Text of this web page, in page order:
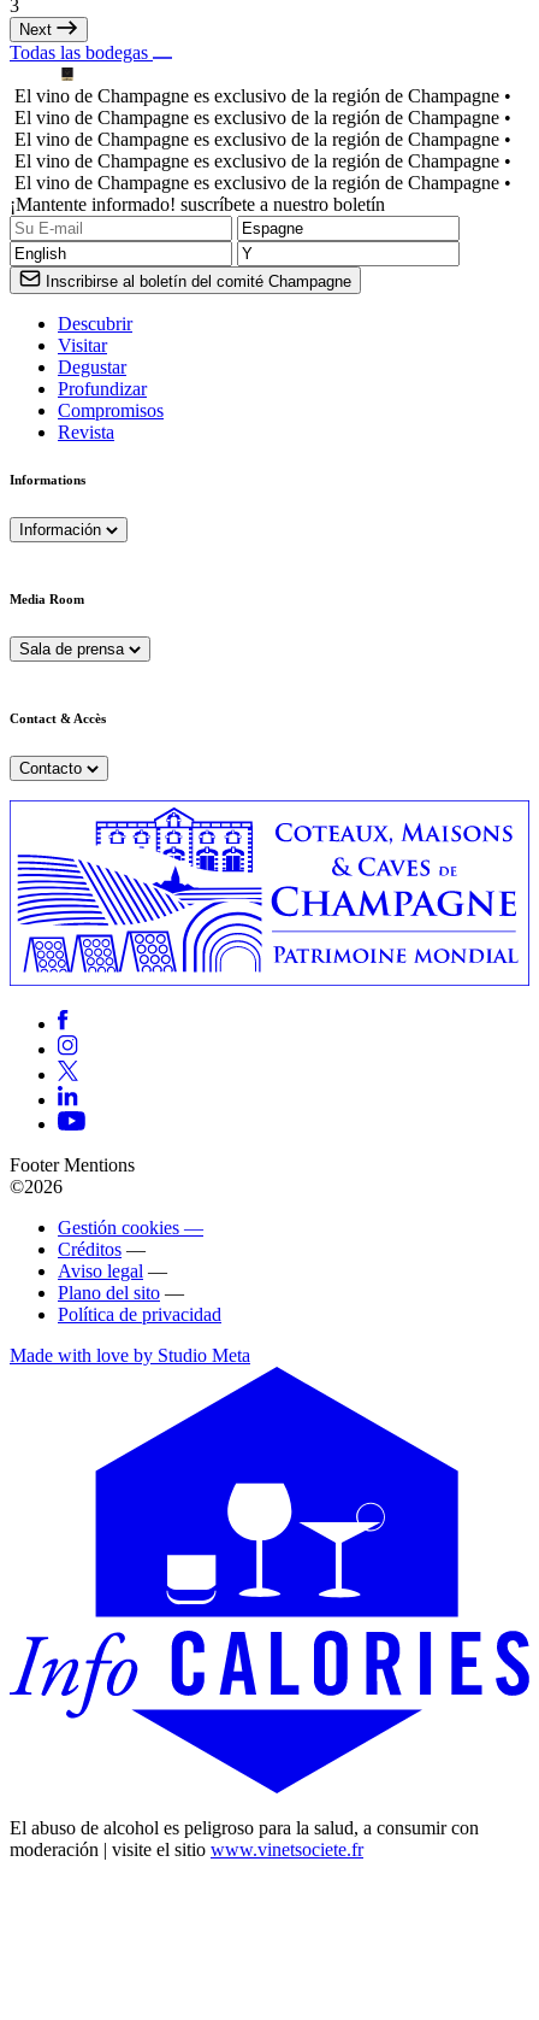
3
Next
Todas las bodegas
El vino de Champagne es exclusivo de la región de Champagne •
El vino de Champagne es exclusivo de la región de Champagne •
El vino de Champagne es exclusivo de la región de Champagne •
El vino de Champagne es exclusivo de la región de Champagne •
El vino de Champagne es exclusivo de la región de Champagne •
¡Mantente informado! suscríbete a nuestro boletín
Inscribirse al boletín del comité Champagne
Descubrir
Visitar
Degustar
Profundizar
Compromisos
Revista
Informations
Información
Media Room
Sala de prensa
Contact & Accès
Contacto
Footer Mentions
©2026
Gestión cookies —
Créditos —
Aviso legal —
Plano del sito —
Política de privacidad
Made with love by Studio Meta
El abuso de alcohol es peligroso para la salud, a consumir con
moderación | visite el sitio www.vinetsociete.fr